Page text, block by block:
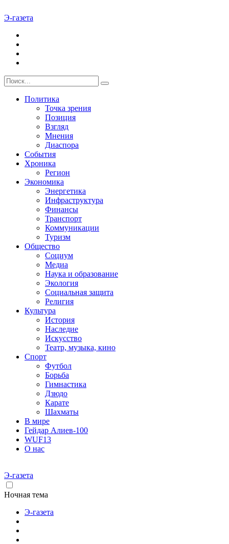
Э-газета
Политика
Точка зрения
Позиция
Взгляд
Мнения
Диаспора
События
Хроника
Регион
Экономика
Энергетика
Инфраструктура
Финансы
Транспорт
Коммуникации
Туризм
Общество
Социум
Медиа
Наука и образование
Экология
Социальная защита
Религия
Культура
История
Наследие
Искусство
Театр, музыка, кино
Спорт
Футбол
Борьба
Гимнастика
Дзюдо
Карате
Шахматы
В мире
Гейдар Алиев-100
WUF13
О нас
Э-газета
Ночная тема
Э-газета